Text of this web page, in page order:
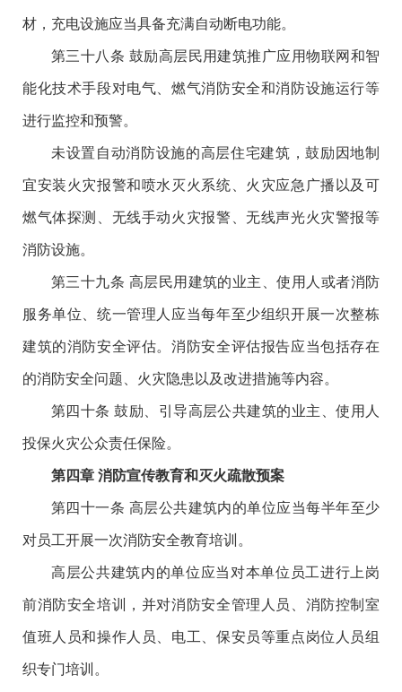
材，充电设施应当具备充满自动断电功能。
第三十八条 鼓励高层民用建筑推广应用物联网和智
能化技术手段对电气、燃气消防安全和消防设施运行等
进行监控和预警。
未设置自动消防设施的高层住宅建筑，鼓励因地制
宜安装火灾报警和喷水灭火系统、火灾应急广播以及可
燃气体探测、无线手动火灾报警、无线声光火灾警报等
消防设施。
第三十九条 高层民用建筑的业主、使用人或者消防
服务单位、统一管理人应当每年至少组织开展一次整栋
建筑的消防安全评估。消防安全评估报告应当包括存在
的消防安全问题、火灾隐患以及改进措施等内容。
第四十条 鼓励、引导高层公共建筑的业主、使用人
投保火灾公众责任保险。
第四章 消防宣传教育和灭火疏散预案
第四十一条 高层公共建筑内的单位应当每半年至少
对员工开展一次消防安全教育培训。
高层公共建筑内的单位应当对本单位员工进行上岗
前消防安全培训，并对消防安全管理人员、消防控制室
值班人员和操作人员、电工、保安员等重点岗位人员组
织专门培训。